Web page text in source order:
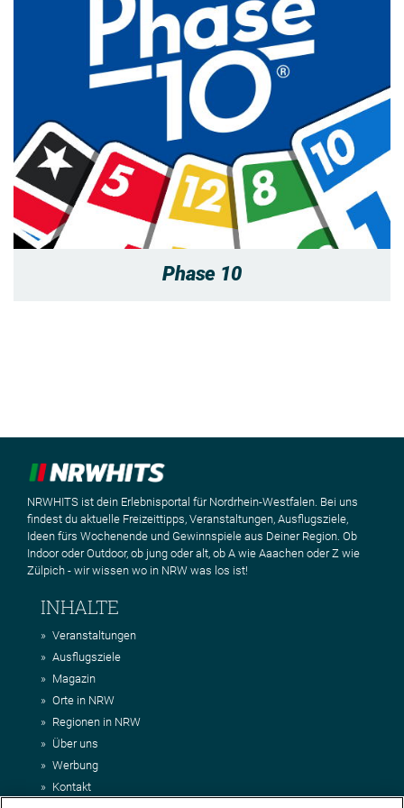
Phase 10
NRWHITS ist dein Erlebnisportal für Nordrhein-Westfalen. Bei uns
findest du aktuelle Freizeittipps, Veranstaltungen, Ausflugsziele,
Ideen fürs Wochenende und Gewinnspiele aus Deiner Region. Ob
Indoor oder Outdoor, ob jung oder alt, ob A wie Aaachen oder Z wie
Zülpich - wir wissen wo in NRW was los ist!
INHALTE
Veranstaltungen
Ausflugsziele
Magazin
Orte in NRW
Regionen in NRW
Über uns
Werbung
Kontakt